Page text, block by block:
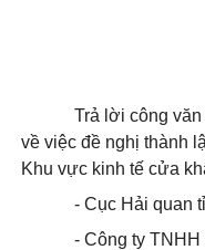
Trả lời công
về việc đề nghị thành
Khu vực kinh tế cửa
- Cục Hải quan
- Công ty